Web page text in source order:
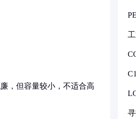
，但容量较小，不适合高